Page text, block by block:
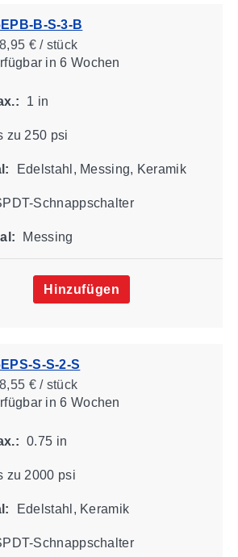
B-S-3-B
€ / stück
in 6 Wochen
1 in
zu 250 psi
Edelstahl, Messing, Keramik
Schnappschalter
Messing
Hinzufügen
S-S-2-S
€ / stück
in 6 Wochen
0.75 in
zu 2000 psi
Edelstahl, Keramik
Schnappschalter